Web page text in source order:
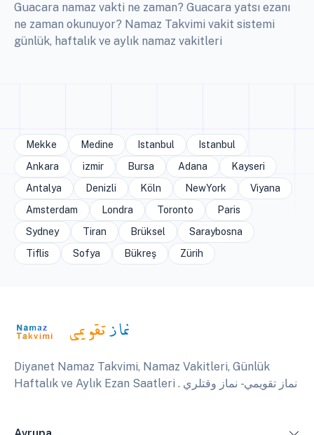
Guacara namaz vakti ne zaman? Guacara yatsı ezanı
ne zaman okunuyor? Namaz Takvimi vakit sistemi
günlük, haftalık ve aylık namaz vakitleri
Mekke Medine Istanbul
Istanbul
Ankara
izmir Bursa Adana
Kayseri
Antalya
Denizli Köln NewYork
Viyana
Amsterdam
Londra Toronto
Paris
Sydney
Tiran Brüksel
Saraybosna
Tiflis
Sofya Bükreş Zürih
Diyanet Namaz Takvimi, Namaz Vakitleri, Günlük
Haftalık ve Aylık Ezan Saatleri . نماز تقويمي - نماز وقتلري